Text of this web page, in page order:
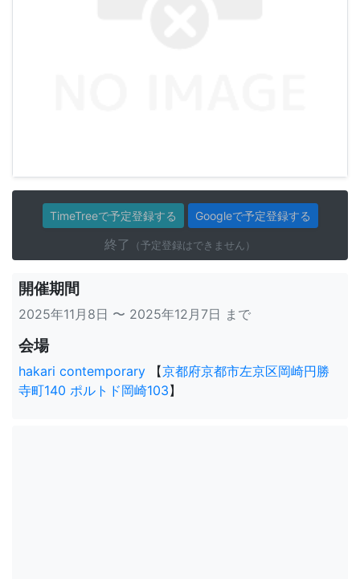
TimeTreeで予定登録する Googleで予定登録する
終了 （予定登録はできません）
開催期間
2025年11月8日 〜 2025年12月7日 まで
会場
hakari contemporary 【京都府京都市左京区岡崎円勝
寺町140 ポルトド岡崎103】